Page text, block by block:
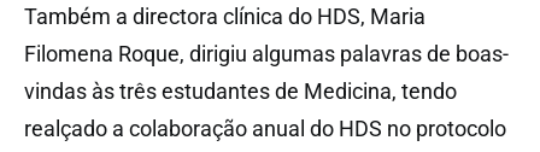
Também a directora clínica do HDS, Maria
Filomena Roque, dirigiu algumas palavras de boas-
vindas às três estudantes de Medicina, tendo
realçado a colaboração anual do HDS no protocolo